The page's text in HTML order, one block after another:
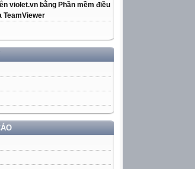
violet.vn bằng Phần mềm điều
TeamViewer